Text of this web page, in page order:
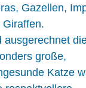
Gazellen,
Giraffen.
ausgerechnet
große,
Katze